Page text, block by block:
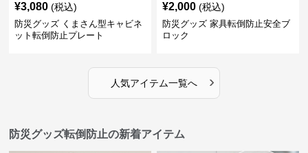
¥3,080 (税込)
防災グッズ くまさん型キャビネ
ット転倒防止プレート
¥2,000 (税込)
防災グッズ 家具転倒防止安全ブ
ロック
人気アイテム一覧へ ›
防災グッズ転倒防止の新着アイテム